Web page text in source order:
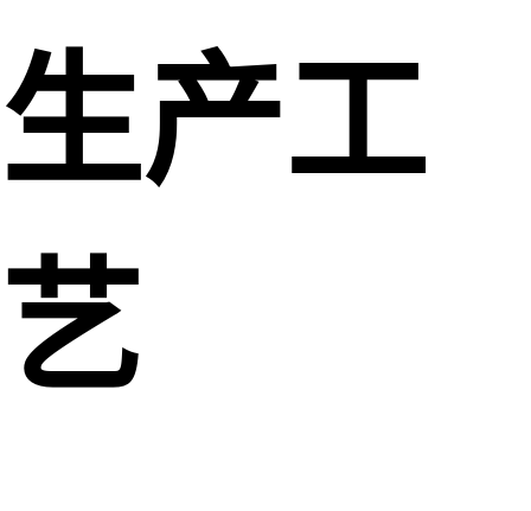
生产工
艺